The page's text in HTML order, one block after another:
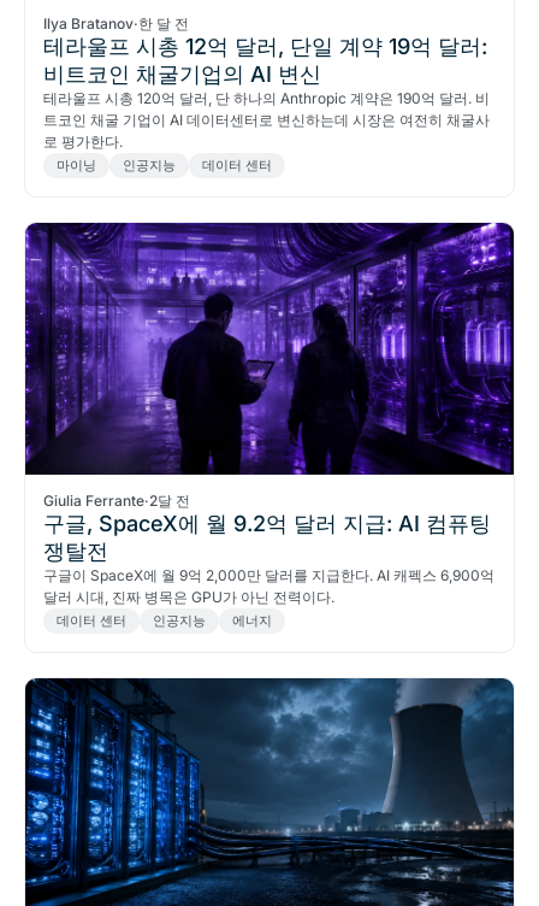
Ilya Bratanov·한 달 전
테라울프 시총 12억 달러, 단일 계약 19억 달러:
비트코인 채굴기업의 AI 변신
테라울프 시총 120억 달러, 단 하나의 Anthropic 계약은 190억 달러. 비
트코인 채굴 기업이 AI 데이터센터로 변신하는데 시장은 여전히 채굴사
로 평가한다.
마이닝 인공지능 데이터 센터
Giulia Ferrante·2달 전
구글, SpaceX에 월 9.2억 달러 지급: AI 컴퓨팅
쟁탈전
구글이 SpaceX에 월 9억 2,000만 달러를 지급한다. AI 캐펙스 6,900억
달러 시대, 진짜 병목은 GPU가 아닌 전력이다.
데이터 센터 인공지능 에너지